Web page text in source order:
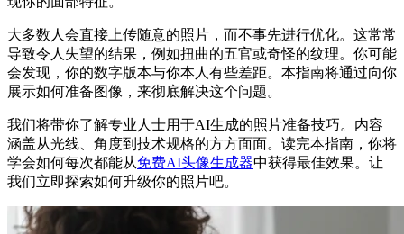
大多数人会直接上传随意的照片，而不事先进行优化。这常常
导致令人失望的结果，例如扭曲的五官或奇怪的纹理。你可能
会发现，你的数字版本与你本人有些差距。本指南将通过向你
展示如何准备图像，来彻底解决这个问题。
我们将带你了解专业人士用于AI生成的照片准备技巧。内容
涵盖从光线、角度到技术规格的方方面面。读完本指南，你将
学会如何每次都能从免费AI头像生成器中获得最佳效果。让
我们立即探索如何升级你的照片吧。